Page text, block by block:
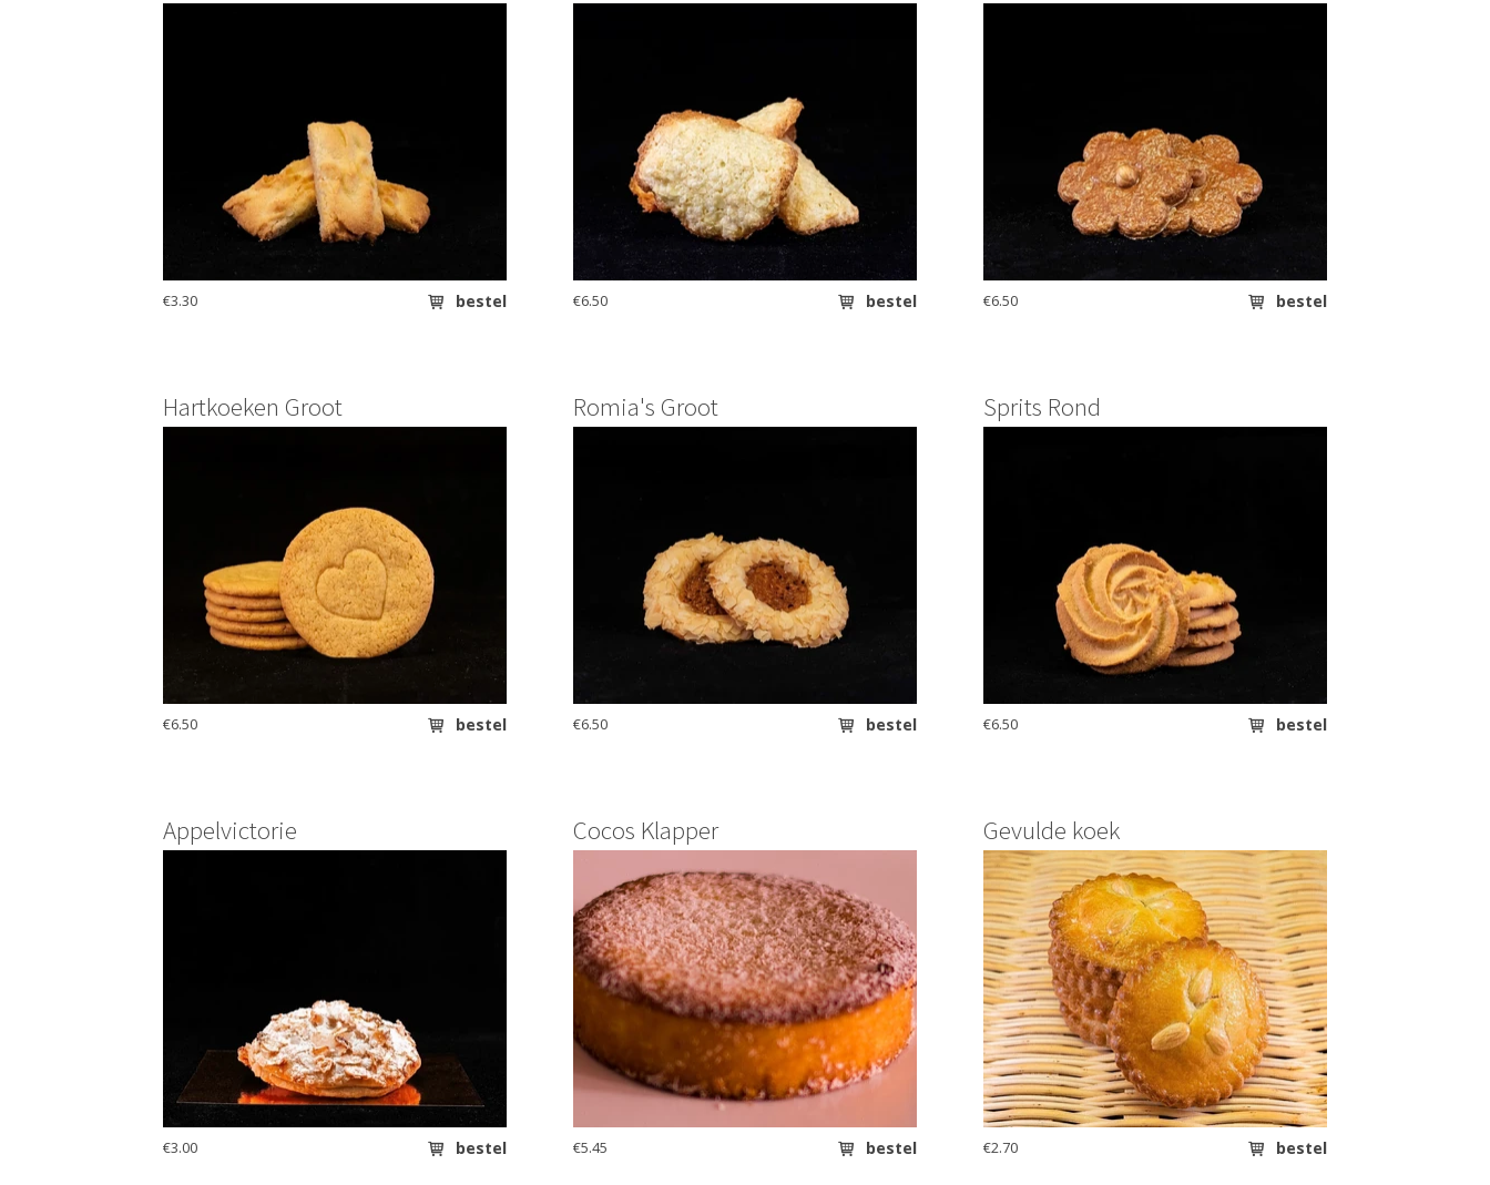
€3.30 bestel €6.50 bestel €6.50 bestel
Hartkoeken Groot
€6.50 bestel
Romia's Groot
€6.50 bestel
Sprits Rond
€6.50 bestel
Appelvictorie
€3.00 bestel
Cocos Klapper
€5.45 bestel
Gevulde koek
€2.70 bestel